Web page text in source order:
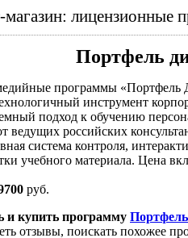
магазин:
Портфель
программы «Портфель
инструмент
подход к обучению
ведущих российских
система контроля,
учебного материала. Цена
руб.
и купить программу
отзывы, поискать похожее